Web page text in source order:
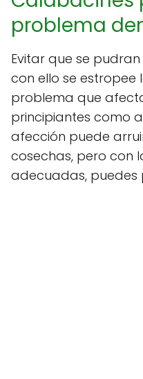
problema
Evitar que se
con ello se estropee
problema que
principiantes como
afección puede
cosechas, pero con
adecuadas, puedes